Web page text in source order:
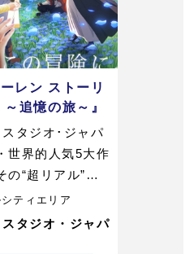
レン ストーリ
追憶の旅～』
タジオ･ジャパ
世界的人気5大作
の“超リアル”な
で飛び込めるス
ント『ユニバー
ャパン 2026』
ティエリア
タジオ・ジャパ